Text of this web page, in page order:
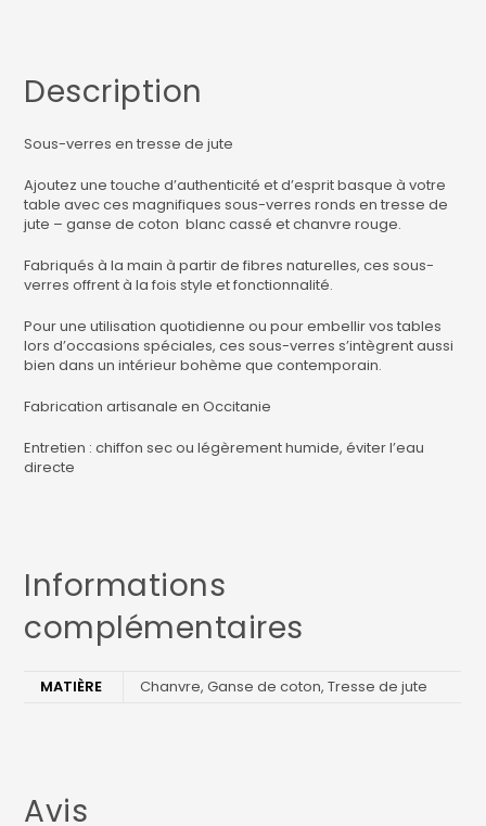
Description
Sous-verres en tresse de jute
Ajoutez une touche d’authenticité et d’esprit basque à votre
table avec ces magnifiques sous-verres ronds en tresse de
jute – ganse de coton blanc cassé et chanvre rouge.
Fabriqués à la main à partir de fibres naturelles, ces sous-
verres offrent à la fois style et fonctionnalité.
Pour une utilisation quotidienne ou pour embellir vos tables
lors d’occasions spéciales, ces sous-verres s’intègrent aussi
bien dans un intérieur bohème que contemporain.
Fabrication artisanale en Occitanie
Entretien : chiffon sec ou légèrement humide, éviter l’eau
directe
Informations
complémentaires
MATIÈRE Chanvre, Ganse de coton, Tresse de jute
Avis